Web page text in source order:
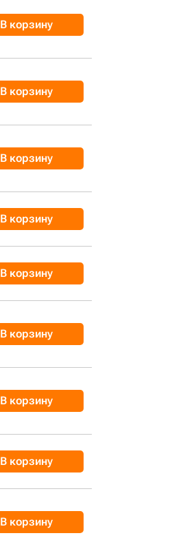
В корзину
В корзину
В корзину
В корзину
В корзину
В корзину
В корзину
В корзину
В корзину